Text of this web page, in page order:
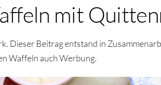
mit
Dieser Beitrag entstand in
Waffeln auch Werbung.